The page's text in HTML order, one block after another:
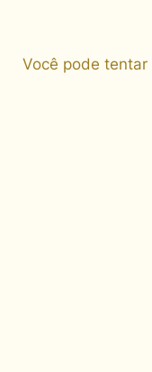
Você pode tentar